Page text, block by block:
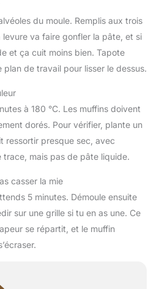
du moule. Remplis aux trois
levure va faire gonfler la pâte, et si
et ça cuit moins bien. Tapote
plan de travail pour lisser le dessus.
à 180 °C. Les muffins doivent
dorés. Pour vérifier, plante un
ressortir presque sec, avec
mais pas de pâte liquide.
casser la mie
5 minutes. Démoule ensuite
sur une grille si tu en as une. Ce
se répartit, et le muffin